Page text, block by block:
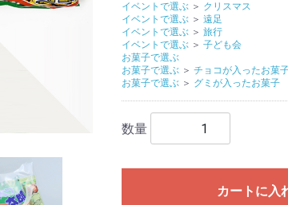
イベントで選ぶ ＞ クリスマス
イベントで選ぶ ＞ 遠足
イベントで選ぶ ＞ 旅行
イベントで選ぶ ＞ 子ども会
お菓子で選ぶ
お菓子で選ぶ ＞ チョコが入ったお菓
お菓子で選ぶ ＞ グミが入ったお菓子
数量
カートに入